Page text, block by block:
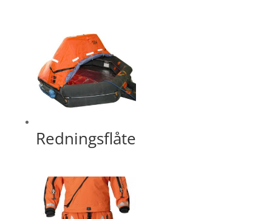
Redningsflåte